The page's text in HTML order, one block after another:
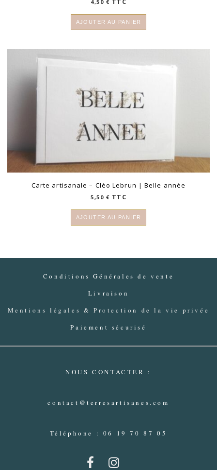
4,50 €
AJOUTER AU PANIER
Carte artisanale – Cléo Lebrun | Belle année
5,50 € TTC
AJOUTER AU PANIER
Conditions Générales de vente
Livraison
Mentions légales & Protection de la vie privée
Paiement sécurisé
NOUS CONTACTER :
contact@terresartisanes.com
Téléphone : 06 19 70 87 05